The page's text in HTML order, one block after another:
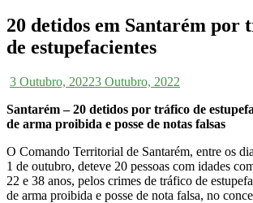
20 detidos em Santarém por
de estupefacientes
3 Outubro, 20223 Outubro, 2022
Santarém – 20 detidos por tráfico de
de arma proibida e posse de notas falsas
O Comando Territorial de Santarém, entre os
1 de outubro, deteve 20 pessoas com idades
22 e 38 anos, pelos crimes de tráfico de
de arma proibida e posse de nota falsa, no